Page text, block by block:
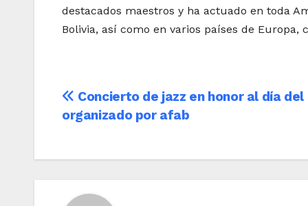
destacados maestros y ha actuado en toda
Bolivia, así como en varios países de Europa,
Navegación
de
entradas
Concierto de jazz en honor al día
organizado por afab